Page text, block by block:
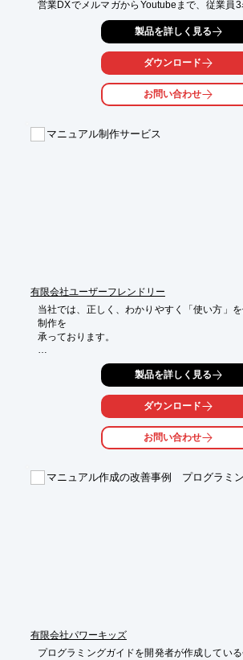
営業DXでメルマガからYoutubeまで、従業員
大変革した事例や、メルマガで技術を発信し、
顧客獲得へ大変革した事例についてご紹介。
また、巻末には「わたしたちが提供するもの」
掲載されておりますので、導入検討の際にご活
■有限会社三喜製作所さま
製品を詳しく見る
ダウンロード
お問い合わせ
マニュアル制作サービス
有限会社ユーザーフレンドリー
当社では、正しく、わかりやすく「使い方」
制作を
承っております。
文章、イラスト、動画など好適な方法をご提案
だけでなく、Web(html)ベースのマニュアル
その他、ユーザーインターフェースの設計やカ
【主な実績(一部)】
製品を詳しく見る
ダウンロード
お問い合わせ
マニュアル作成の改善事例 プログラミ
有限会社パワーキッズ
プログラミングガイドを開発者が作成してい